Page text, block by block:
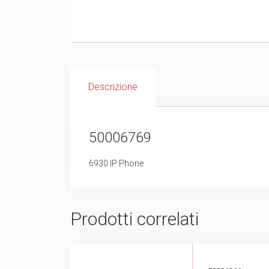
Descrizione
50006769
6930 IP Phone
Prodotti correlati